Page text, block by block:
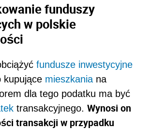
funduszy
w polskie
fundusze inwestycyjne
kupujące mieszkania na
dla tego podatku ma być
transakcyjnego. Wynosi on
transakcji w przypadku